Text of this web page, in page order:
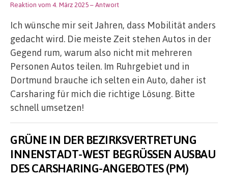
Reaktion vom 4. März 2025– Antwort
Ich wünsche mir seit Jahren, dass Mobilität anders
gedacht wird. Die meiste Zeit stehen Autos in der
Gegend rum, warum also nicht mit mehreren
Personen Autos teilen. Im Ruhrgebiet und in
Dortmund brauche ich selten ein Auto, daher ist
Carsharing für mich die richtige Lösung. Bitte
schnell umsetzen!
GRÜNE IN DER BEZIRKSVERTRETUNG
INNENSTADT-WEST BEGRÜSSEN AUSBAU
DES CARSHARING-ANGEBOTES (PM)